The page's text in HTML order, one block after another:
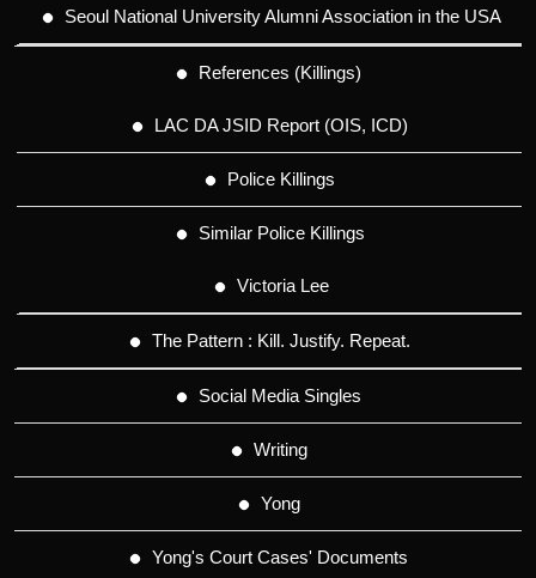
Seoul National University Alumni Association in the USA
References (Killings)
LAC DA JSID Report (OIS, ICD)
Police Killings
Similar Police Killings
Victoria Lee
The Pattern : Kill. Justify. Repeat.
Social Media Singles
Writing
Yong
Yong's Court Cases' Documents